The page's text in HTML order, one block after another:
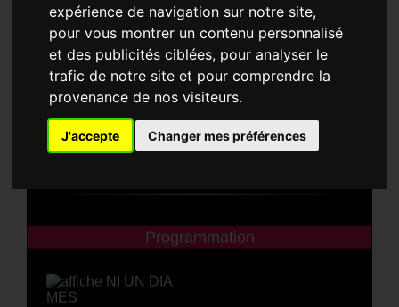
expérience de navigation sur notre site,
pour vous montrer un contenu personnalisé
et des publicités ciblées, pour analyser le
trafic de notre site et pour comprendre la
provenance de nos visiteurs.
J'accepte Changer mes préférences
Collège Joseph Vernier 33 Rue Vernier -
Programmation